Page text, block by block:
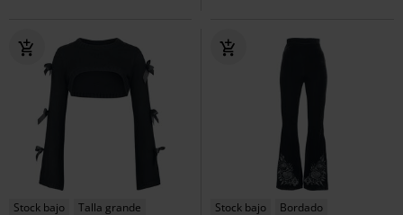
Stock bajo Talla grande Stock bajo Bordado